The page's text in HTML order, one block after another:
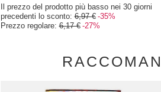
Il prezzo del prodotto più basso nei 30 giorni
precedenti lo sconto:6,97 € -35%
Prezzo regolare:6,17 € -27%